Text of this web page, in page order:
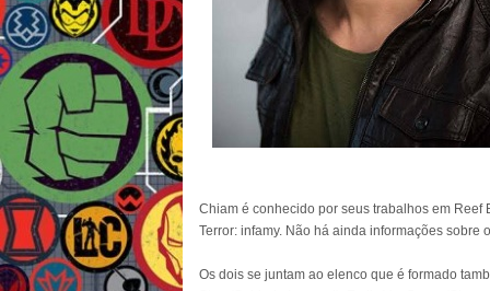
Chiam é conhecido por seus trabalhos em Reef
Terror: infamy. Não há ainda informações sobre
Os dois se juntam ao elenco que é formado